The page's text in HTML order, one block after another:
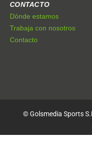
CONTACTO
Dónde estamos
Trabaja con nosotros
Contacto
© Golsmedia Sports